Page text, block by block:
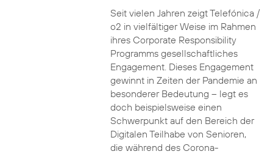
Seit vielen Jahren zeigt Telefónica /
o2 in vielfältiger Weise im Rahmen
ihres Corporate Responsibility
Programms gesellschaftliches
Engagement. Dieses Engagement
gewinnt in Zeiten der Pandemie an
besonderer Bedeutung – legt es
doch beispielsweise einen
Schwerpunkt auf den Bereich der
Digitalen Teilhabe von Senioren,
die während des Corona-